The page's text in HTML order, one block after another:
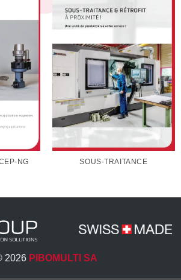
NG SOUS-TRAITANCE
2026 PIBOMULTI SA